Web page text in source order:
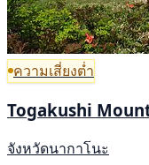
ความเสี่ยงต่ำ
Togakushi
จังหวัดนากาโนะ